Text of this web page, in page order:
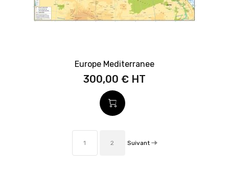
Europe Mediterranee
300,00 €
1 2 Suivant